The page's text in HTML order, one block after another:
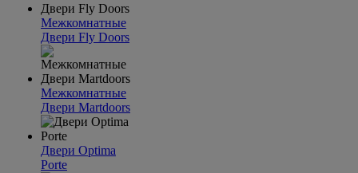
Межкомнатные
Двери Fly Doors
Межкомнатные
Двери Martdoors
Двери Optima
Porte